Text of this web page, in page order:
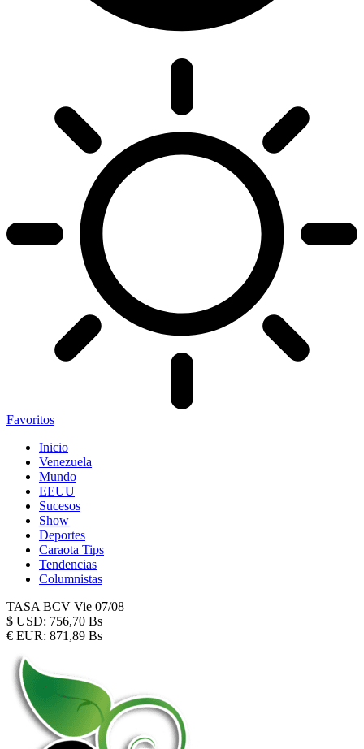
Favoritos
Inicio
Venezuela
Mundo
EEUU
Sucesos
Show
Deportes
Caraota Tips
Tendencias
Columnistas
TASA BCV Vie 07/08
$ USD: 756,70 Bs
€ EUR: 871,89 Bs